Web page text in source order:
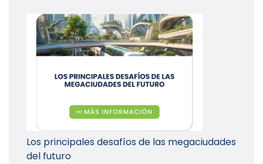
Los principales desafíos de las megaciudades
del futuro